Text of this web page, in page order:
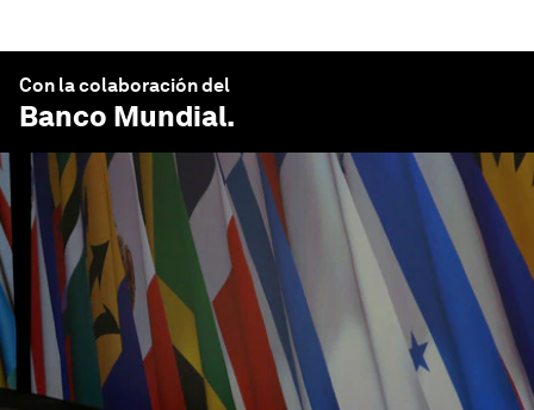
Con la colaboración del
Banco Mundial.